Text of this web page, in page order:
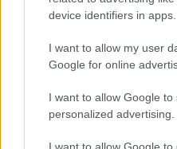
device identifiers in apps.
I want to allow my user
Google for online
I want to allow Google to
personalized advertising.
I want to allow Google to
Πρώτη μέτρηση
χρησιμοποιημένο
μετά την